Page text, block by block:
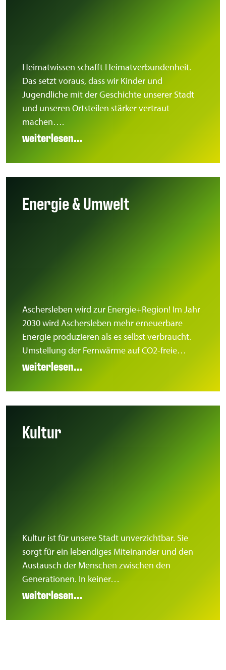
Heimatwissen schafft Heimatverbundenheit.
Das setzt voraus, dass wir Kinder und
Jugendliche mit der Geschichte unserer Stadt
und unseren Ortsteilen stärker vertraut
machen….
weiterlesen…
Energie & Umwelt
Aschersleben wird zur Energie+Region! Im Jahr
2030 wird Aschersleben mehr erneuerbare
Energie produzieren als es selbst verbraucht.
Umstellung der Fernwärme auf CO2-freie…
weiterlesen…
Kultur
Kultur ist für unsere Stadt unverzichtbar. Sie
sorgt für ein lebendiges Miteinander und den
Austausch der Menschen zwischen den
Generationen. In keiner…
weiterlesen…